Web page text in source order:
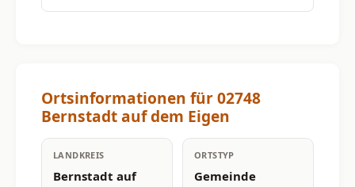
Ortsinformationen für 02748
Bernstadt auf dem Eigen
LANDKREIS
Bernstadt auf
ORTSTYP
Gemeinde